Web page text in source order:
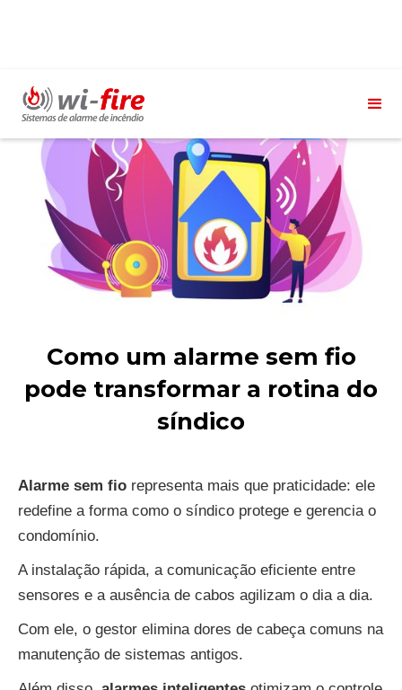
Como um alarme sem fio
pode transformar a rotina do
síndico
Alarme sem fio representa mais que praticidade: ele
redefine a forma como o síndico protege e gerencia o
condomínio.
A instalação rápida, a comunicação eficiente entre
sensores e a ausência de cabos agilizam o dia a dia.
Com ele, o gestor elimina dores de cabeça comuns na
manutenção de sistemas antigos.